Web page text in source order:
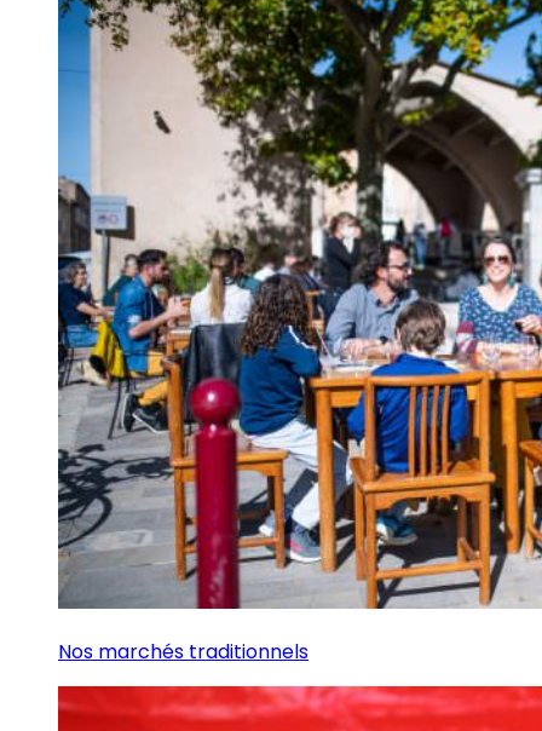
Nos marchés traditionnels